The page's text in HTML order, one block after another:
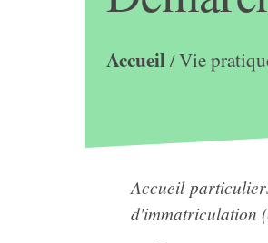
Accueil/Vie
Accueil
d'immatriculation